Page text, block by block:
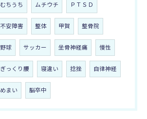
むちうち ムチウチ ＰＴＳＤ
不安障害 整体 甲賀 整骨院
野球 サッカー 坐骨神経痛 慢性
ぎっくり腰 寝違い 捻挫 自律神経
めまい 脳卒中